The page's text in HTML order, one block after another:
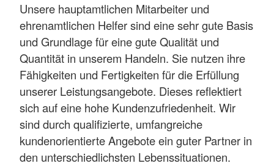
Unsere hauptamtlichen Mitarbeiter und
ehrenamtlichen Helfer sind eine sehr gute Basis
und Grundlage für eine gute Qualität und
Quantität in unserem Handeln. Sie nutzen ihre
Fähigkeiten und Fertigkeiten für die Erfüllung
unserer Leistungsangebote. Dieses reflektiert
sich auf eine hohe Kundenzufriedenheit. Wir
sind durch qualifizierte, umfangreiche
kundenorientierte Angebote ein guter Partner in
den unterschiedlichsten Lebenssituationen.